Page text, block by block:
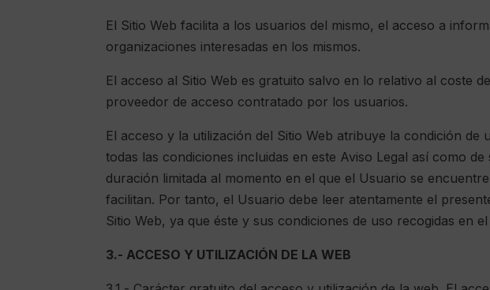
El Sitio Web facilita a los usuarios del mismo, el acceso a
organizaciones interesadas en los mismos.
El acceso al Sitio Web es gratuito salvo en lo relativo al coste
proveedor de acceso contratado por los usuarios.
El acceso y la utilización del Sitio Web atribuye la condición de
todas las condiciones incluidas en este Aviso Legal así como
duración limitada al momento en el que el Usuario se
facilitan. Por tanto, el Usuario debe leer atentamente el
Sitio Web, ya que éste y sus condiciones de uso recogidas en
3.- ACCESO Y UTILIZACIÓN DE LA WEB